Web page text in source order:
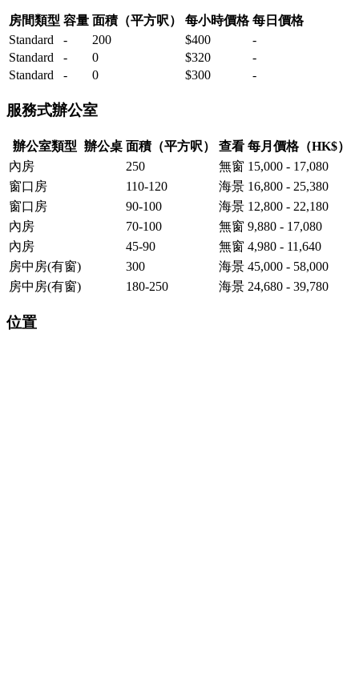
房間類型 容量 面積（平方呎） 每小時價格 每日價格
Standard
- 200 $400
-
Standard
- 0 $320
-
Standard
- 0 $300 -
服務式辦公室
辦公室類型 辦公桌 面積（平方呎） 查看 每月價格（HK$）
內房
250 無窗 15,000 - 17,080
窗口房
110-120 海景 16,800 - 25,380
窗口房
90-100 海景 12,800 - 22,180
內房
70-100 無窗 9,880 - 17,080
內房
45-90 無窗 4,980 - 11,640
房中房(有窗)
300 海景 45,000 - 58,000
房中房(有窗)
180-250 海景 24,680 - 39,780
位置